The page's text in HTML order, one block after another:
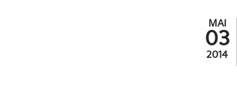
MAI
03
2014